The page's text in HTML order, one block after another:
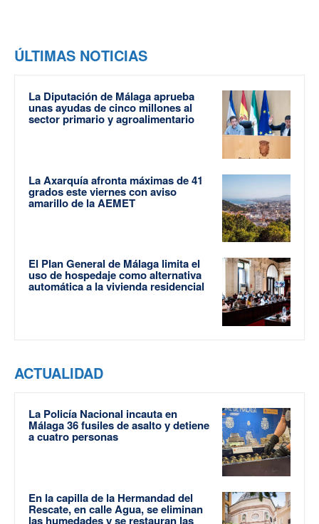
ÚLTIMAS NOTICIAS
La Diputación de Málaga aprueba
unas ayudas de cinco millones al
sector primario y agroalimentario
La Axarquía afronta máximas de 41
grados este viernes con aviso
amarillo de la AEMET
El Plan General de Málaga limita el
uso de hospedaje como alternativa
automática a la vivienda residencial
ACTUALIDAD
La Policía Nacional incauta en
Málaga 36 fusiles de asalto y detiene
a cuatro personas
En la capilla de la Hermandad del
Rescate, en calle Agua, se eliminan
las humedades y se restauran las